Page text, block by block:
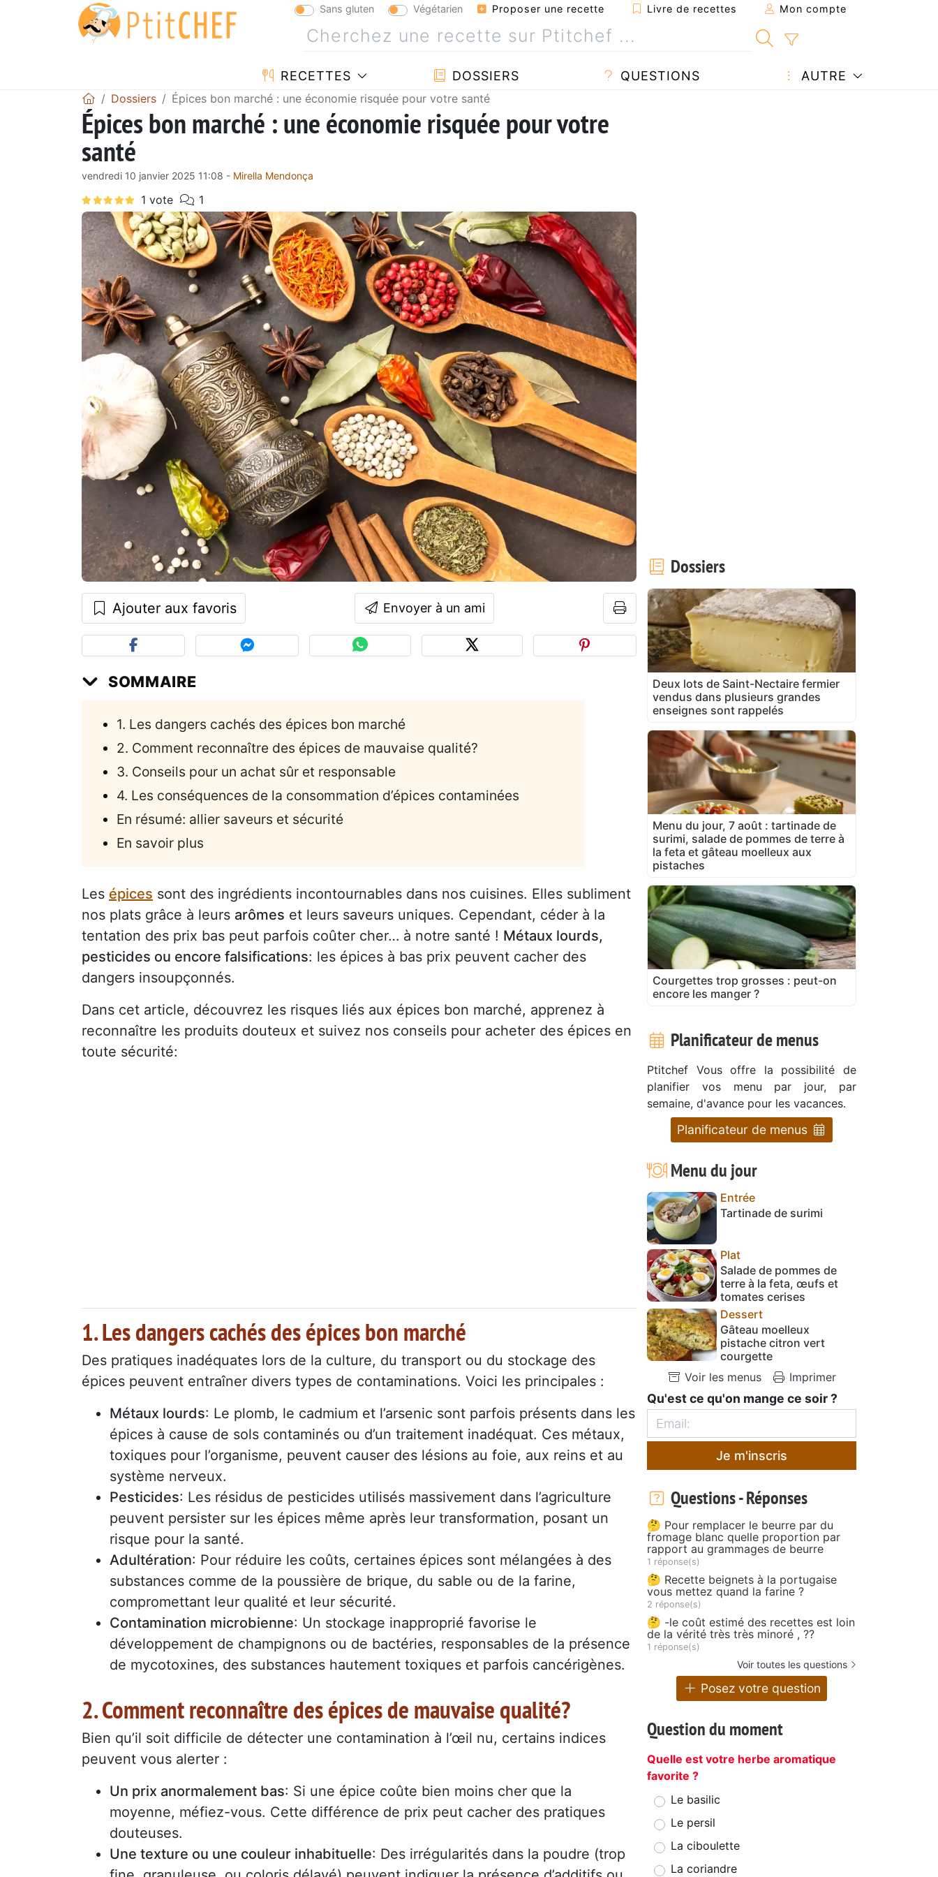
Sans gluten Végétarien Proposer une recette Livre de recettes Mon compte
RECETTES DOSSIERS QUESTIONS AUTRE
Dossiers Épices bon marché : une économie risquée pour votre santé
Épices bon marché : une économie risquée pour votre
santé
vendredi 10 janvier 2025 11:08 - Mirella Mendonça
Ajouter aux favoris Envoyer à un ami
SOMMAIRE
1. Les dangers cachés des épices bon marché
2. Comment reconnaître des épices de mauvaise qualité?
3. Conseils pour un achat sûr et responsable
4. Les conséquences de la consommation d’épices contaminées
En résumé: allier saveurs et sécurité
En savoir plus
Les épices sont des ingrédients incontournables dans nos cuisines. Elles subliment
nos plats grâce à leurs arômes et leurs saveurs uniques. Cependant, céder à la
tentation des prix bas peut parfois coûter cher… à notre santé ! Métaux lourds,
pesticides ou encore falsifications: les épices à bas prix peuvent cacher des
dangers insoupçonnés.
Dans cet article, découvrez les risques liés aux épices bon marché, apprenez à
reconnaître les produits douteux et suivez nos conseils pour acheter des épices en
toute sécurité:
1. Les dangers cachés des épices bon marché
Des pratiques inadéquates lors de la culture, du transport ou du stockage des
épices peuvent entraîner divers types de contaminations. Voici les principales :
Métaux lourds: Le plomb, le cadmium et l’arsenic sont parfois présents dans les
épices à cause de sols contaminés ou d’un traitement inadéquat. Ces métaux,
toxiques pour l’organisme, peuvent causer des lésions au foie, aux reins et au
système nerveux.
Pesticides: Les résidus de pesticides utilisés massivement dans l’agriculture
peuvent persister sur les épices même après leur transformation, posant un
risque pour la santé.
Adultération: Pour réduire les coûts, certaines épices sont mélangées à des
substances comme de la poussière de brique, du sable ou de la farine,
compromettant leur qualité et leur sécurité.
Contamination microbienne: Un stockage inapproprié favorise le
développement de champignons ou de bactéries, responsables de la présence
de mycotoxines, des substances hautement toxiques et parfois cancérigènes.
2. Comment reconnaître des épices de mauvaise qualité?
Bien qu’il soit difficile de détecter une contamination à l’œil nu, certains indices
peuvent vous alerter :
Un prix anormalement bas: Si une épice coûte bien moins cher que la
moyenne, méfiez-vous. Cette différence de prix peut cacher des pratiques
douteuses.
Une texture ou une couleur inhabituelle: Des irrégularités dans la poudre (trop
Dossiers
Deux lots de Saint-Nectaire fermier
vendus dans plusieurs grandes
enseignes sont rappelés
Menu du jour, 7 août : tartinade de
surimi, salade de pommes de terre à
la feta et gâteau moelleux aux
pistaches
Courgettes trop grosses : peut-on
encore les manger ?
Planificateur de menus
Ptitchef Vous offre la possibilité de
planifier vos menu par jour, par
semaine, d'avance pour les vacances.
Planificateur de menus
Menu du jour
Entrée
Tartinade de surimi
Plat
Salade de pommes de
terre à la feta, œufs et
tomates cerises
Dessert
Gâteau moelleux
pistache citron vert
courgette
Voir les menus
Imprimer
Qu'est ce qu'on mange ce soir ?
Je m'inscris
Questions - Réponses
🤔 Pour remplacer le beurre par du
fromage blanc quelle proportion par
rapport au grammages de beurre
1 réponse(s)
🤔 Recette beignets à la portugaise
vous mettez quand la farine ?
2 réponse(s)
🤔 -le coût estimé des recettes est loin
de la vérité très très minoré , ??
1 réponse(s)
Voir toutes les questions
Posez votre question
Question du moment
Quelle est votre herbe aromatique
favorite ?
Le basilic
Le persil
La ciboulette
La coriandre